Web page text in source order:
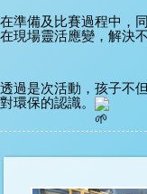
在準備及比賽過程中，
在現場靈活應變，解決
透過是次活動，孩子不
對環保的認識。